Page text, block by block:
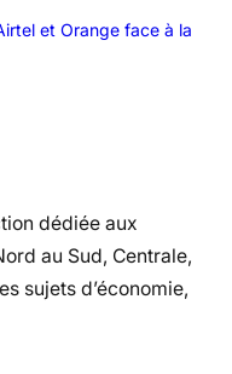
et Orange face à la
dédiée aux
au Sud, Centrale,
sujets d’économie,